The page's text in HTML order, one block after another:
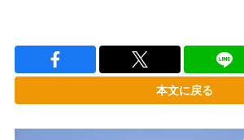
本文に戻る